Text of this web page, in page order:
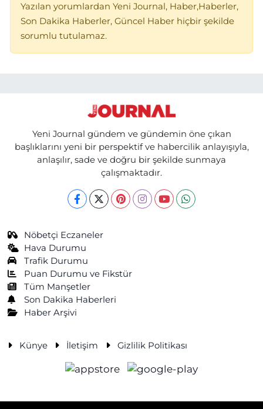
Yazılan yorumlardan Yeni Journal, Haber,Haberler,
Son Dakika Haberler, Güncel Haber hiçbir şekilde
sorumlu tutulamaz.
Yeni Journal gündem ve gündemin öne çıkan
başlıklarını yeni bir perspektif ve habercilik anlayışıyla,
anlaşılır, sade ve doğru bir şekilde sunmaya
çalışmaktadır.
Nöbetçi Eczaneler
Hava Durumu
Trafik Durumu
Puan Durumu ve Fikstür
Tüm Manşetler
Son Dakika Haberleri
Haber Arşivi
Künye İletişim Gizlilik Politikası